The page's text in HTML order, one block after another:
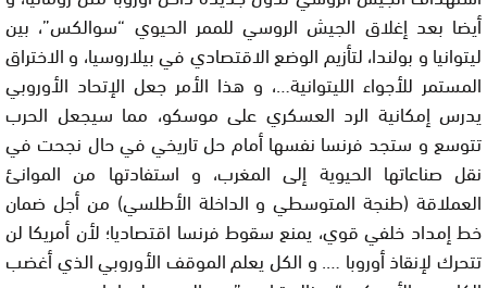
أيضا بعد إغلاق الجيش الروسي للممر الحيوي “سوالكس”، بين
ليتوانيا و بولندا، لتأزيم الوضع الاقتصادي في بيلاروسيا، و الاختراق
المستمر للأجواء الليتوانية…، و هذا الأمر جعل الإتحاد الأوروبي
يدرس إمكانية الرد العسكري على موسكو، مما سيجعل الحرب
تتوسع و ستجد فرنسا نفسها أمام حل تاريخي في حال نجحت في
نقل صناعاتها الحيوية إلى المغرب، و استفادتها من الموانئ
العملاقة (طنجة المتوسطي و الداخلة الأطلسي) من أجل ضمان
خط إمداد خلفي قوي، يمنع سقوط فرنسا اقتصاديا؛ لأن أمريكا لن
تتحرك لإنقاذ أوروبا …. و الكل يعلم الموقف الأوروبي الذي أغضب